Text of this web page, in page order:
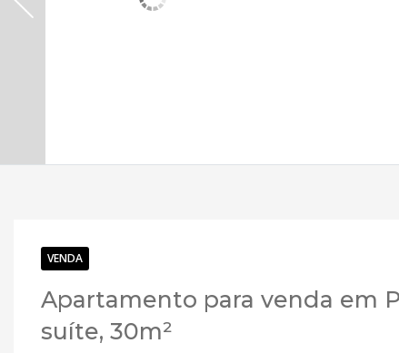
VENDA
Apartamento para venda em
suíte, 30m²